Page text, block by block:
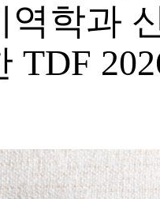
역학과
TDF